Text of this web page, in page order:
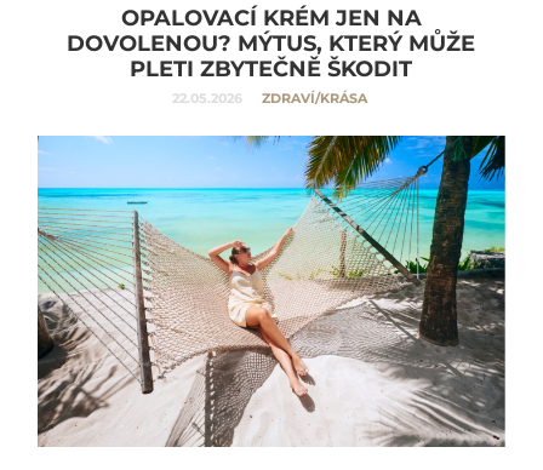
OPALOVACÍ KRÉM JEN NA
DOVOLENOU? MÝTUS, KTERÝ MŮŽE
PLETI ZBYTEČNĚ ŠKODIT
22.05.2026 ZDRAVÍ/KRÁSA